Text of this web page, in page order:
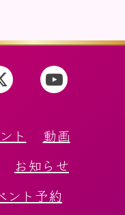
ト
動画
お知らせ
ント予約